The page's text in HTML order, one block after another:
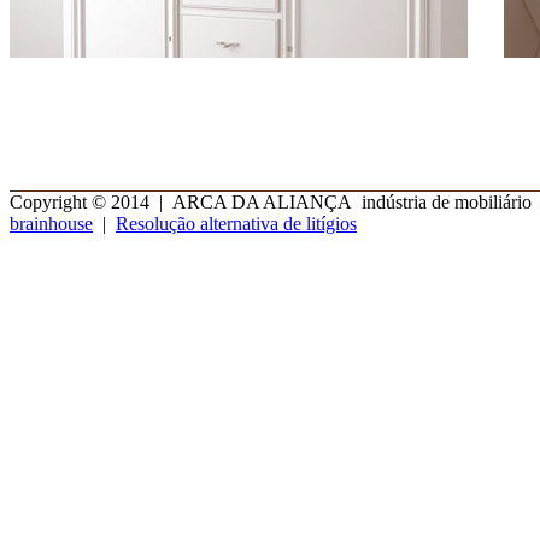
Copyright © 2014 | ARCA DA ALIANÇA indústria de mobiliário |
brainhouse | Resolução alternativa de litígios